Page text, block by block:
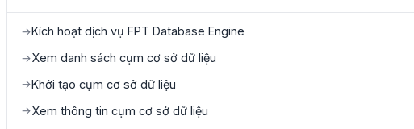
→Kích hoạt dịch vụ FPT Database Engine
→Xem danh sách cụm cơ sở dữ liệu
→Khởi tạo cụm cơ sở dữ liệu
→Xem thông tin cụm cơ sở dữ liệu